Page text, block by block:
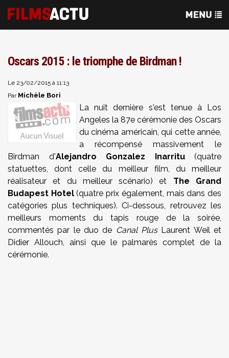
Oscars 2015 : le triomphe de Birdman !
Le 23/02/2015 à 11:13
Par Michèle Bori
La nuit dernière s'est tenue à Los
Angeles la 87e cérémonie des Oscars
du cinéma américain, qui cette année,
a récompensé massivement le
Birdman d'Alejandro Gonzalez Inarritu(quatre
statuettes, dont celle du meilleur film, du meilleur
réalisateur et du meilleur scénario) et The Grand
Budapest Hotel(quatre prix également, mais dans des
catégories plus techniques). Ci-dessous, retrouvez les
meilleurs moments du tapis rouge de la soirée,
commentés par le duo de Canal PlusLaurent Weil et
Didier Allouch, ainsi que le palmarès complet de la
cérémonie.